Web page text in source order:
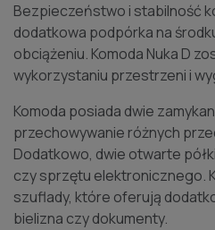
Bezpieczeństwo i stabilność
dodatkowa podpórka na
obciążeniu. Komoda Nuka D
wykorzystaniu przestrzeni i
Komoda posiada dwie
przechowywanie różnych
Dodatkowo, dwie otwarte
czy sprzętu elektronicznego.
szuflady, które oferują
bielizna czy dokumenty.